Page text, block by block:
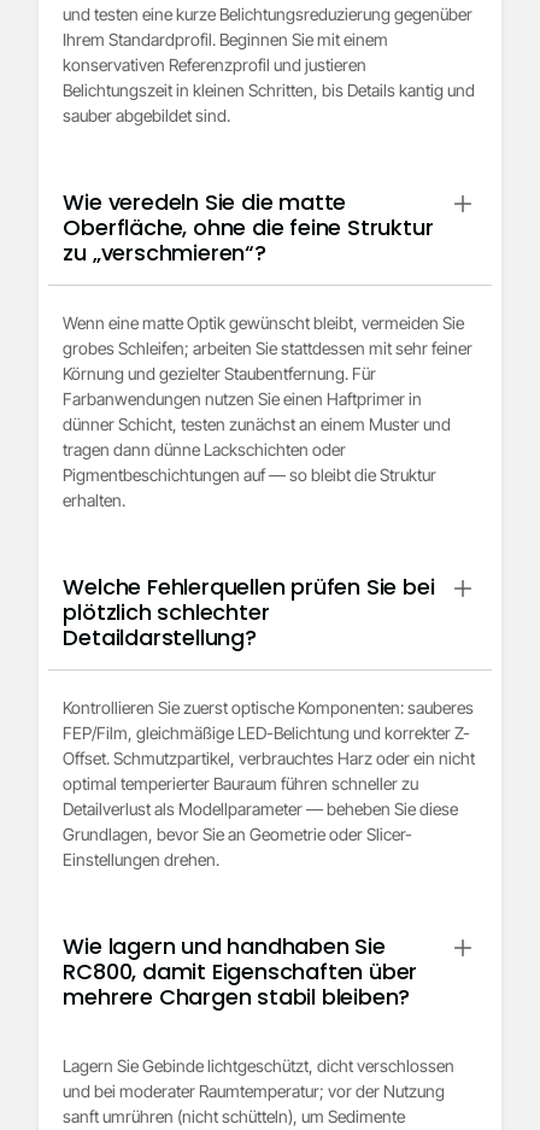
und testen eine kurze Belichtungsreduzierung gegenüber
Ihrem Standardprofil. Beginnen Sie mit einem
konservativen Referenzprofil und justieren
Belichtungszeit in kleinen Schritten, bis Details kantig und
sauber abgebildet sind.
Wie veredeln Sie die matte
Oberfläche, ohne die feine Struktur
zu „verschmieren“?
Wenn eine matte Optik gewünscht bleibt, vermeiden Sie
grobes Schleifen; arbeiten Sie stattdessen mit sehr feiner
Körnung und gezielter Staubentfernung. Für
Farbanwendungen nutzen Sie einen Haftprimer in
dünner Schicht, testen zunächst an einem Muster und
tragen dann dünne Lackschichten oder
Pigmentbeschichtungen auf — so bleibt die Struktur
erhalten.
Welche Fehlerquellen prüfen Sie bei
plötzlich schlechter
Detaildarstellung?
Kontrollieren Sie zuerst optische Komponenten: sauberes
FEP/Film, gleichmäßige LED-Belichtung und korrekter Z-
Offset. Schmutzpartikel, verbrauchtes Harz oder ein nicht
optimal temperierter Bauraum führen schneller zu
Detailverlust als Modellparameter — beheben Sie diese
Grundlagen, bevor Sie an Geometrie oder Slicer-
Einstellungen drehen.
Wie lagern und handhaben Sie
RC800, damit Eigenschaften über
mehrere Chargen stabil bleiben?
Lagern Sie Gebinde lichtgeschützt, dicht verschlossen
und bei moderater Raumtemperatur; vor der Nutzung
sanft umrühren (nicht schütteln), um Sedimente